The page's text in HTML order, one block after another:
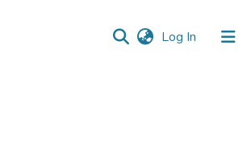
Log In (current)